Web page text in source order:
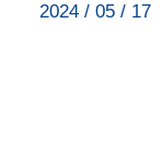
2024 / 05 / 17